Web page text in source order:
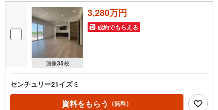
画像35枚
3,280万円
成約でもらえる
センチュリー21イズミ
資料をもらう （無料）